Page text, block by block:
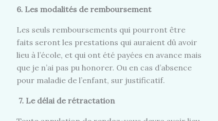
6. Les modalités de remboursement
Les seuls remboursements qui pourront être
faits seront les prestations qui auraient dû avoir
lieu à l’école, et qui ont été payées en avance mais
que je n’ai pas pu honorer. Ou en cas d’absence
pour maladie de l’enfant, sur justificatif.
7. Le délai de rétractation